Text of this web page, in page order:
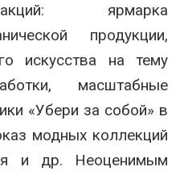
ярмарка
продукции,
искусства на тему
масштабные
«Убери за собой» в
модных коллекций
и др. Неоценимым